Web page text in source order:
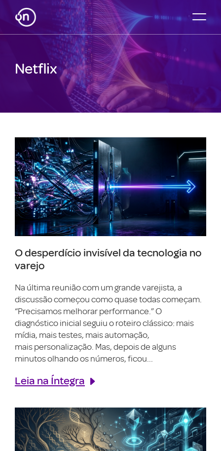
Netflix
O desperdício invisível da tecnologia no
varejo
Na última reunião com um grande varejista, a
discussão começou como quase todas começam.
“Precisamos melhorar performance.” O
diagnóstico inicial seguiu o roteiro clássico: mais
mídia, mais testes, mais automação,
mais personalização. Mas, depois de alguns
minutos olhando os números, ficou...
Leia na Íntegra